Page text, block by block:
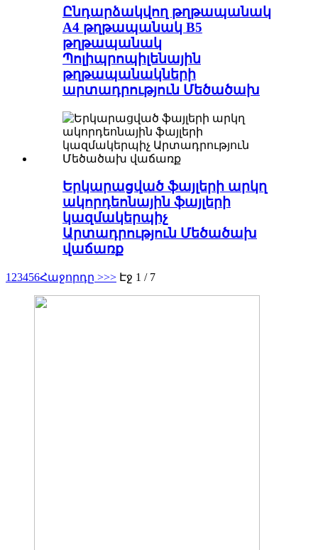
Ընդարձակվող թղթապանակ
A4 թղթապանակ B5
թղթապանակ
Պոլիպրոպիլենային
թղթապանակների
արտադրություն Մեծածախ
Երկարացված ֆայլերի արկղ
ակորդեոնային ֆայլերի
կազմակերպիչ
Արտադրություն Մեծածախ
վաճառք
1 23456Հաջորդը >>> Էջ 1 / 7